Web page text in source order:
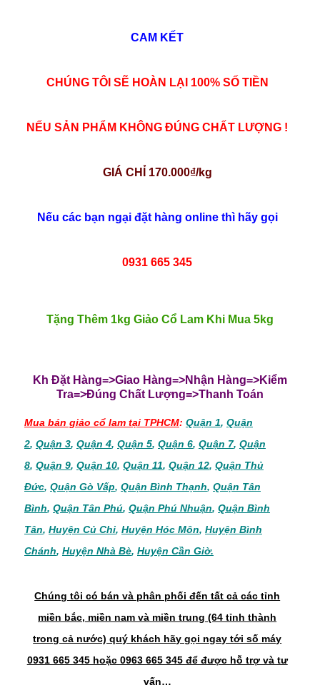
CAM KẾT
CHÚNG TÔI SẼ HOÀN LẠI 100% SỐ TIỀN
NẾU SẢN PHẨM KHÔNG ĐÚNG CHẤT LƯỢNG !
GIÁ CHỈ 170.000₫/kg
Nếu các bạn ngại đặt hàng online thì hãy gọi
0931 665 345
Tặng Thêm 1kg Giảo Cổ Lam Khi Mua 5kg
Kh Đặt Hàng=>Giao Hàng=>Nhận Hàng=>Kiểm
Tra=>Đúng Chất Lượng=>Thanh Toán
Mua bán giảo cổ lam tại TPHCM: Quận 1, Quận
2, Quận 3, Quận 4, Quận 5, Quận 6, Quận 7, Quận
8, Quận 9, Quận 10, Quận 11, Quận 12, Quận Thủ
Đức, Quận Gò Vấp, Quận Bình Thạnh, Quận Tân
Bình, Quận Tân Phú, Quận Phú Nhuận, Quận Bình
Tân, Huyện Củ Chi, Huyện Hóc Môn, Huyện Bình
Chánh, Huyện Nhà Bè, Huyện Cần Giờ.
Chúng tôi có bán và phân phối đến tất cả các tỉnh
miền bắc, miền nam và miền trung (64 tỉnh thành
trong cả nước) quý khách hãy gọi ngay tới số máy
0931 665 345 hoặc 0963 665 345 để được hỗ trợ và tư
vấn…